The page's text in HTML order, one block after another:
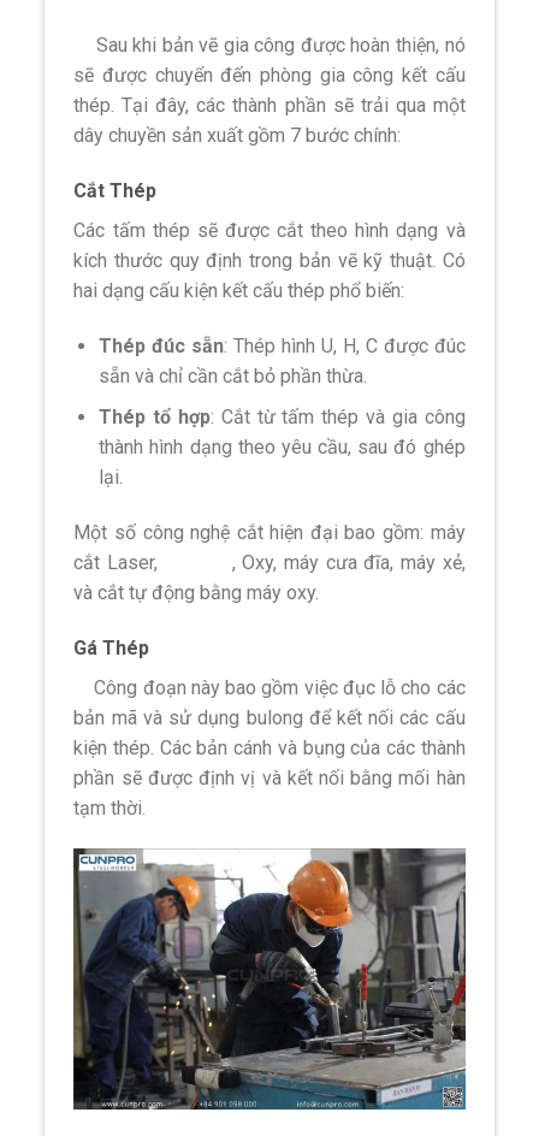
Sau khi bản vẽ gia công được hoàn thiện, nó
sẽ được chuyển đến phòng gia công kết cấu
thép. Tại đây, các thành phần sẽ trải qua một
dây chuyền sản xuất gồm 7 bước chính:
Cắt Thép
Các tấm thép sẽ được cắt theo hình dạng và
kích thước quy định trong bản vẽ kỹ thuật. Có
hai dạng cấu kiện kết cấu thép phổ biến:
Thép đúc sẵn: Thép hình U, H, C được đúc
sẵn và chỉ cần cắt bỏ phần thừa.
Thép tổ hợp: Cắt từ tấm thép và gia công
thành hình dạng theo yêu cầu, sau đó ghép
lại.
Một số công nghệ cắt hiện đại bao gồm: máy
cắt Laser,
, Oxy, máy cưa đĩa, máy xẻ,
và cắt tự động bằng máy oxy.
Gá Thép
Công đoạn này bao gồm việc đục lỗ cho các
bản mã và sử dụng bulong để kết nối các cấu
kiện thép. Các bản cánh và bụng của các thành
phần sẽ được định vị và kết nối bằng mối hàn
tạm thời.